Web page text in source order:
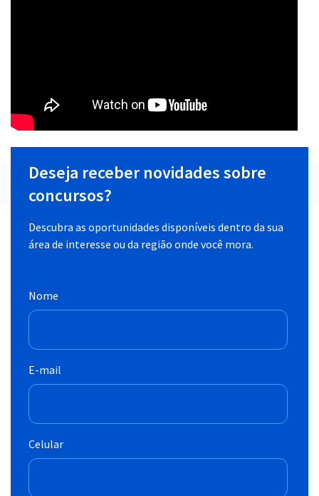
Deseja receber novidades sobre
concursos?
Descubra as oportunidades disponíveis dentro da sua
área de interesse ou da região onde você mora.
Nome
E-mail
Celular